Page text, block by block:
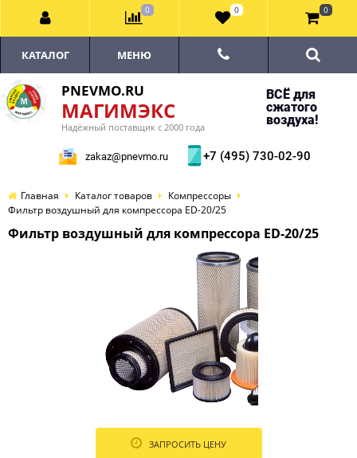
PNEVMO.RU
МАГИМЭКС
Надёжный поставщик с 2000 года
ВСЁ для
сжатого
воздуха!
zakaz@pnevmo.ru +7 (495) 730-02-90
КАТАЛОГ МЕНЮ
Главная Каталог товаров
Компрессоры
Фильтр воздушный для компрессора ED-20/25
Фильтр воздушный для компрессора ED-20/25
ЗАПРОСИТЬ ЦЕНУ
0 0 0